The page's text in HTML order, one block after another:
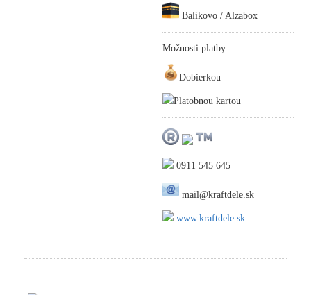
Balíkovo / Alzabox
Možnosti platby:
Dobierkou
Platobnou kartou
0911 545 645
mail@kraftdele.sk
www.kraftdele.sk